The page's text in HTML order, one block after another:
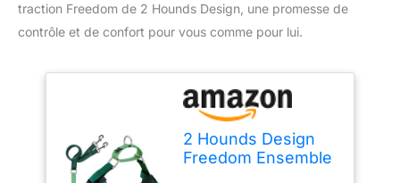
traction Freedom de 2 Hounds Design, une promesse de
contrôle et de confort pour vous comme pour lui.
2 Hounds Design
Freedom Ensemble